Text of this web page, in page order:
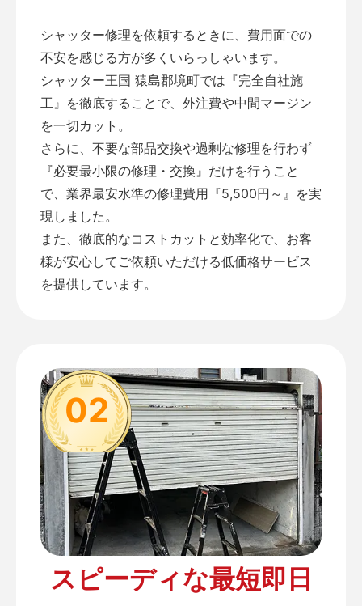
シャッター修理を依頼するときに、費用面での
不安を感じる方が多くいらっしゃいます。
シャッター王国 猿島郡境町では『完全自社施
工』を徹底することで、外注費や中間マージン
を一切カット。
さらに、不要な部品交換や過剰な修理を行わず
『必要最小限の修理・交換』だけを行うこと
で、業界最安水準の修理費用『5,500円～』を実
現しました。
また、徹底的なコストカットと効率化で、お客
様が安心してご依頼いただける低価格サービス
を提供しています。
02
スピーディな最短即日